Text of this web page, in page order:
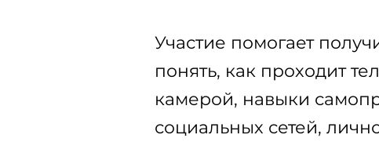
Участие помогает
понять, как проходит
камерой, навыки
социальных сетей,